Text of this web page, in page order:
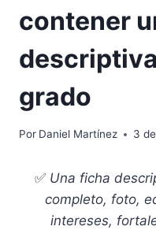
contener
grado
Por Daniel Martínez 3
✅ Una ficha
completo, foto,
intereses,